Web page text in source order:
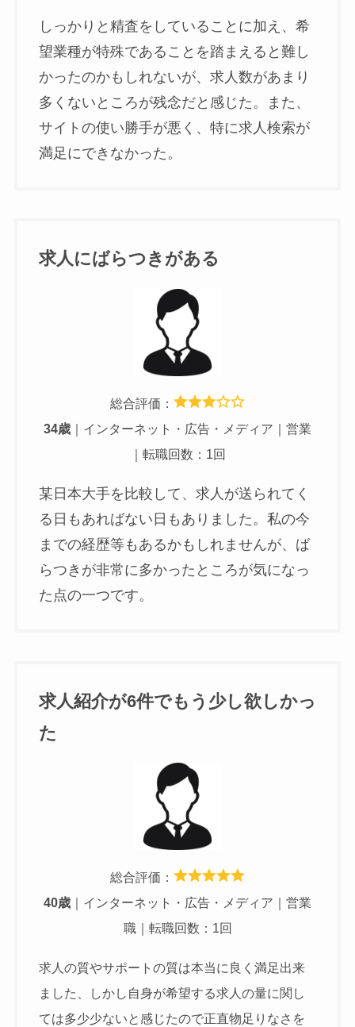
しっかりと精査をしていることに加え、希
望業種が特殊であることを踏まえると難し
かったのかもしれないが、求人数があまり
多くないところが残念だと感じた。また、
サイトの使い勝手が悪く、特に求人検索が
満足にできなかった。
求人にばらつきがある
総合評価：
34歳 ｜インターネット・広告・メディア｜営業
｜転職回数：1回
某日本大手を比較して、求人が送られてく
る日もあればない日もありました。私の今
までの経歴等もあるかもしれませんが、ば
らつきが非常に多かったところが気になっ
た点の一つです。
求人紹介が6件でもう少し欲しかっ
た
総合評価：
40歳 ｜インターネット・広告・メディア｜営業
職｜転職回数：1回
求人の質やサポートの質は本当に良く満足出来
ました、しかし自身が希望する求人の量に関し
ては多少少ないと感じたので正直物足りなさを